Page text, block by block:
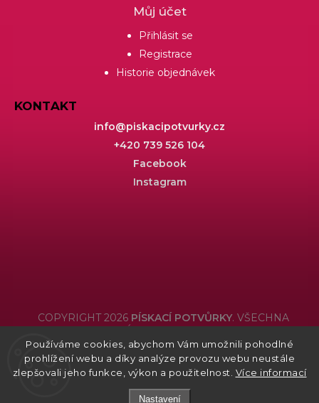
Používáme cookies, abychom Vám umožnili pohodlné
prohlížení webu a díky analýze provozu webu neustále
zlepšovali jeho funkce, výkon a použitelnost. Více informací
Nastavení
Můj účet
Přihlásit se
Registrace
Historie objednávek
KONTAKT
info@piskacipotvurky.cz
+420 739 526 104
Facebook
Instagram
COPYRIGHT 2026 PÍSKACÍ POTVŮRKY. VŠECHNA
PRÁVA VYHRAZENA.
Grafický návrh vytvořil a nakódoval Shoptak.cz